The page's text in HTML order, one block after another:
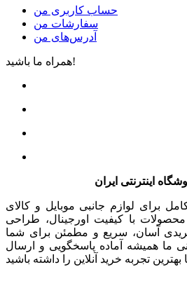
حساب کاربری من
سفارشات من
آدرس‌های من
همراه ما باشید!
اینترنتی ایران
برای لوازم جانبی موبایل و کالای
محصولات با کیفیت اورجینال، طراحی
آسان، سریع و مطمئن برای شما
ما همیشه آماده پاسخگویی و ارسال